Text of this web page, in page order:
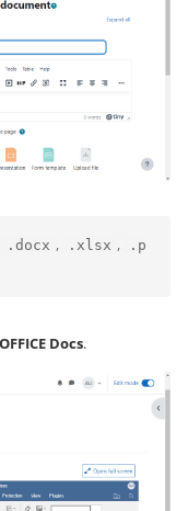
.docx , .xlsx ,
.p
Docs.